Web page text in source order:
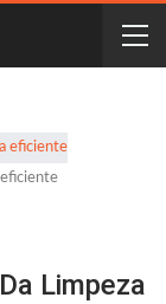
Limpeza